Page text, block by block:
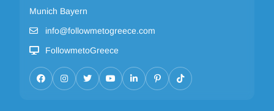
Munich Bayern
info@followmetogreece.com
FollowmetoGreece